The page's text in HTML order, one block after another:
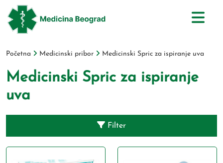
Početna Medicinski pribor Medicinski Spric za ispiranje uva
Medicinski Spric za ispiranje
uva
Filter